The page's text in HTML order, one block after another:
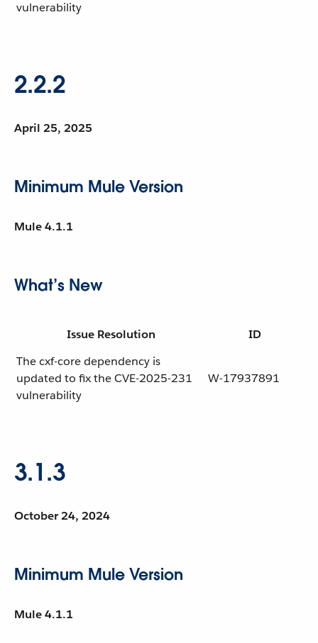
vulnerability
2.2.2
April 25, 2025
Minimum Mule Version
Mule 4.1.1
What’s New
Issue Resolution
ID
The cxf-core dependency is
updated to fix the CVE-2025-231
vulnerability
W-17937891
3.1.3
October 24, 2024
Minimum Mule Version
Mule 4.1.1